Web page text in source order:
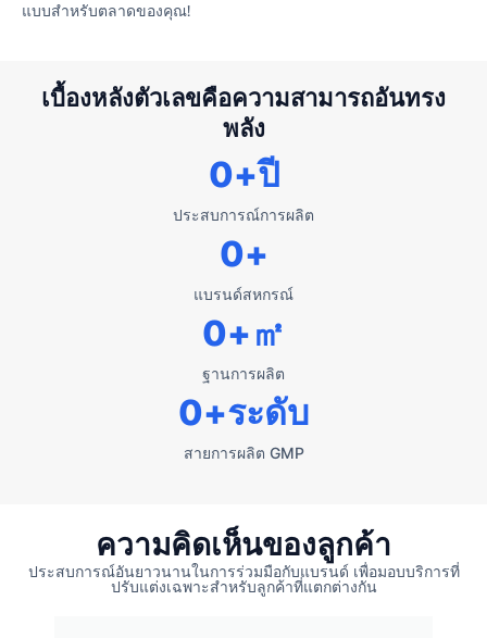
แบบสำหรับตลาดของคุณ!
เบื้องหลังตัวเลขคือความสามารถอันทรง
พลัง
ประสบการณ์การผลิต
0+ปี
แบรนด์สหกรณ์
0+
ฐานการผลิต
0+㎡
สายการผลิต GMP
0+ระดับ
ความคิดเห็นของลูกค้า
ประสบการณ์อันยาวนานในการร่วมมือกับแบรนด์ เพื่อมอบบริการที่
ปรับแต่งเฉพาะสำหรับลูกค้าที่แตกต่างกัน